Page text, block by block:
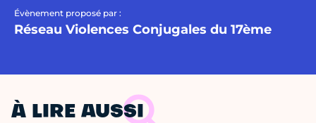
Évènement proposé par :
Réseau Violences Conjugales du 17ème
À LIRE AUSSI